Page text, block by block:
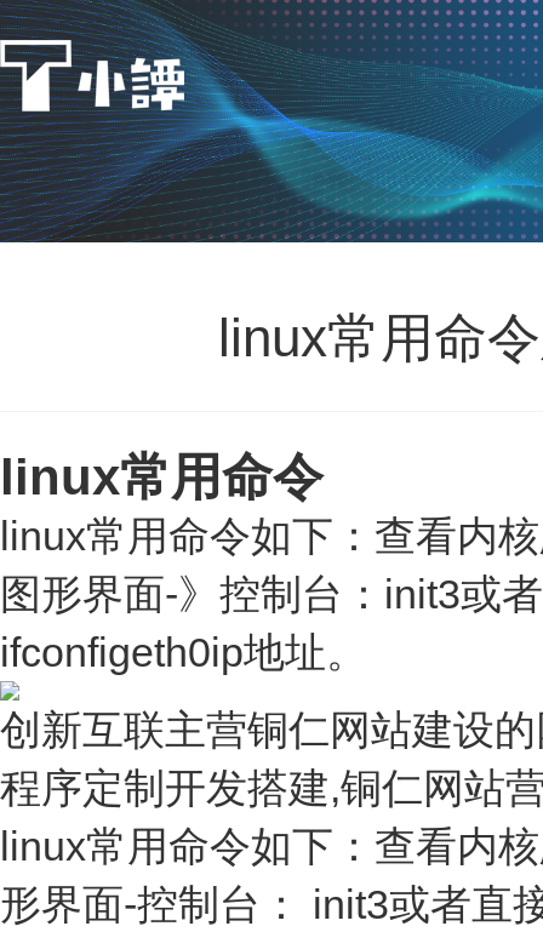
linux常用命
linux常用命令
linux常用命令如下：查看内
图形界面-》控制台：init3或
ifconfigeth0ip地址。
创新互联主营铜仁网站建设
程序定制开发搭建,铜仁网站
linux常用命令如下：查看内
形界面-控制台： init3或者直